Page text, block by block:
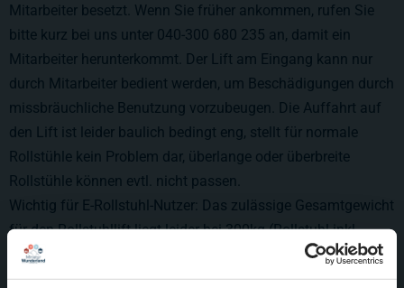
Mitarbeiter besetzt. Wenn Sie früher ankommen, rufen Sie
bitte kurz bei uns unter 040-300 680 235 an, damit ein
Mitarbeiter herunterkommt. Der Lift am Eingang kann nur
durch Mitarbeiter bedient werden, um Beschädigungen durch
missbräuchliche Benutzung vorzubeugen. Die Auffahrt auf
den Lift ist leider baulich bedingt eng, stellt für normale
Rollstühle kein Problem dar, überlange oder überbreite
Rollstühle können evtl. nicht passen.
Wichtig für E-Rollstuhl-Nutzer: Das zulässige Gesamtgewicht
für den Rollstuhllift liegt leider bei 300kg (Rollstuhl inkl.
Person). Ist das Gesamtgewicht höher, bewegt sich der Lift
nicht. Die Maximalmaße sind 100cm lang und 77cm breit.